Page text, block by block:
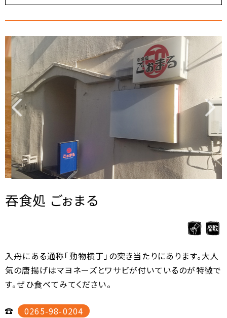
吞食処 ごぉまる
入舟にある通称「動物横丁」の突き当たりにあります。大人
気の唐揚げはマヨネーズとワサビが付いているのが特徴で
す。ぜひ食べてみてください。
0265-98-0204